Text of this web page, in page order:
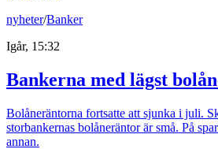
nyheter/Banker
Igår, 15:32
Bankerna med lägst
Bolåneräntorna fortsatte att sjunka i juli.
storbankernas bolåneräntor är små. På
annan.